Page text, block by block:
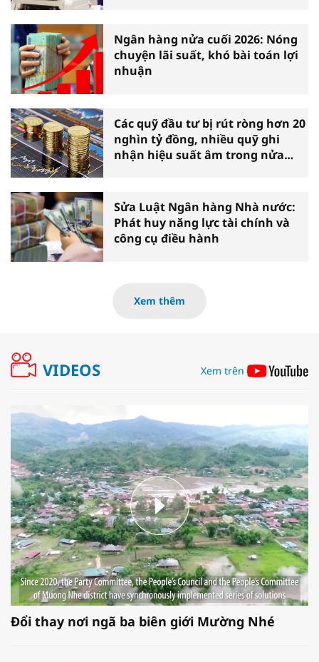
Ngân hàng nửa cuối 2026: Nóng
chuyện lãi suất, khó bài toán lợi
nhuận
Các quỹ đầu tư bị rút ròng hơn 20
nghìn tỷ đồng, nhiều quỹ ghi
nhận hiệu suất âm trong nửa
Sửa Luật Ngân hàng Nhà nước:
Phát huy năng lực tài chính và
công cụ điều hành
Xem thêm
VIDEOS Xem trên
Đổi thay nơi ngã ba biên giới Mường Nhé